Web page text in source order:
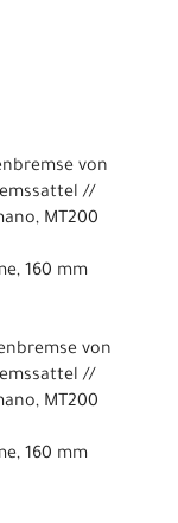
von
//
MT200
160 mm
von
//
MT200
160 mm